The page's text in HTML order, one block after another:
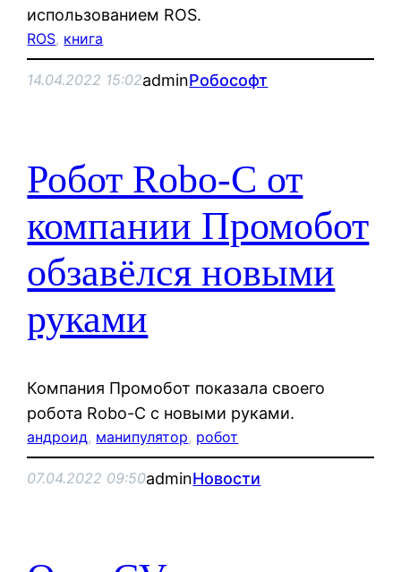
использованием ROS.
ROS, книга
14.04.2022 15:02adminРобософт
Робот Robo-C от
компании Промобот
обзавёлся новыми
руками
Компания Промобот показала своего
робота Robo-C с новыми руками.
андроид, манипулятор, робот
07.04.2022 09:50adminНовости